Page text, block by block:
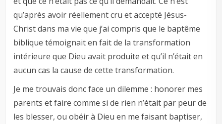
qu’après avoir réellement cru et accepté Jésus-
Christ dans ma vie que j’ai compris que le baptême
biblique témoignait en fait de la transformation
intérieure que Dieu avait produite et qu’il n’était en
aucun cas la cause de cette transformation.
Je me trouvais donc face un dilemme : honorer mes
parents et faire comme si de rien n’était par peur de
les blesser, ou obéir à Dieu en me faisant baptiser,